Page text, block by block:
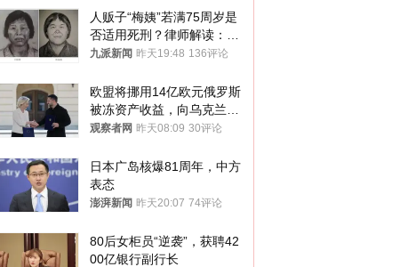
人贩子“梅姨”若满75周岁是
否适用死刑？律师解读：很
大概率不会被判处死刑
九派新闻 昨天19:48 136评论
欧盟将挪用14亿欧元俄罗斯
被冻资产收益，向乌克兰提
供援助
观察者网 昨天08:09 30评论
日本广岛核爆81周年，中方
表态
澎湃新闻 昨天20:07 74评论
80后女柜员“逆袭”，获聘42
00亿银行副行长